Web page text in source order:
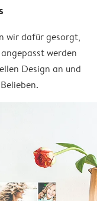
wir dafür gesorgt,
werden
Design an und